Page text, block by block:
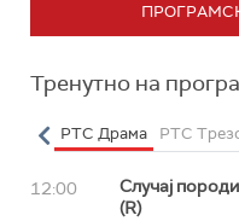
Тренутно на
РТС Драма РТС
12:00
Случај
(R)